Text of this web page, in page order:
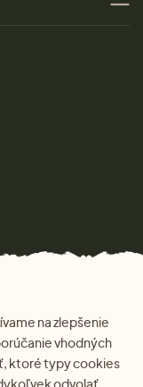
na zlepšenie
vhodných
ktoré typy cookies
odvolať.